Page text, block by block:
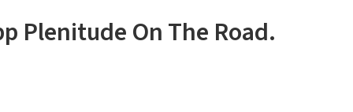
Plenitude On The Road.